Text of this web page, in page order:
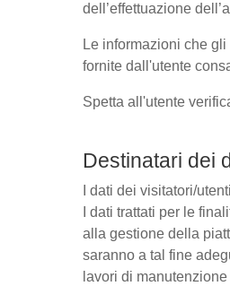
dell’effettuazione
Le informazioni che
fornite dall'utente
Spetta all'utente
Destinatari dei
I dati dei visitatori/
I dati trattati per le
alla gestione della
saranno a tal fine
lavori di